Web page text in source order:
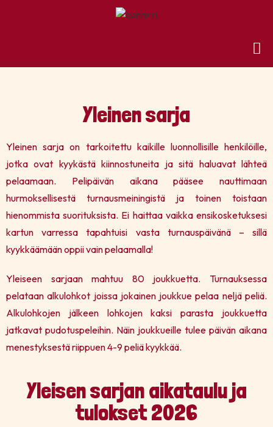
Yleinen sarja
Yleinen sarja on tarkoitettu kaikille luonnollisille henkilöille,
jotka ovat kyykästä kiinnostuneita ja sitä haluavat lähteä
pelaamaan. Pelipäivän aikana pääsee nauttimaan
hurmoksellisestä turnausmeiningistä ja toinen toistaan
hienommista suorituksista. Ei haittaa vaikka ensikosketuksesi
kartun varressa tapahtuisi vasta turnauspäivänä – sillä
kyykkäämään oppii vain pelaamalla!
Yleiseen sarjaan mahtuu 80 joukkuetta. Turnauksessa
pelataan alkulohkot joissa jokainen joukkue pelaa neljä peliä.
Alkulohkojen jälkeen lohkojen kaksi parasta joukkuetta
jatkavat pudotuspeleihin. Näin joukkueille tulee päivän aikana
menestyksestä riippuen 4-9 peliä kyykkää.
Yleisen sarjan aikataulu ja
tulokset 2026